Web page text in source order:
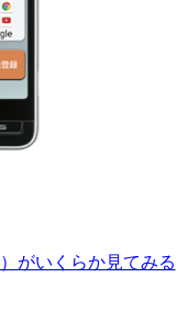
がいくらか見てみる